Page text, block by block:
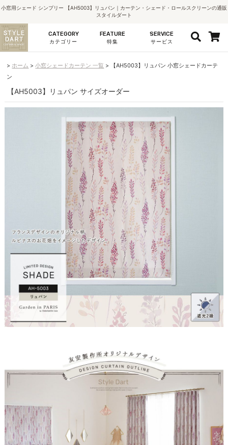
小窓用シェード シンプリー 【AH5003】リュパン｜カーテン・シェード・ロールスクリーンの通販
スタイルダート
CATEGORY
カテゴリー
FEATURE
特集
SERVICE
サービス
ホーム 小窓シェードカーテン 一覧
【AH5003】リュパン 小窓シェードカーテ
ン
【AH5003】リュパン サイズオーダー